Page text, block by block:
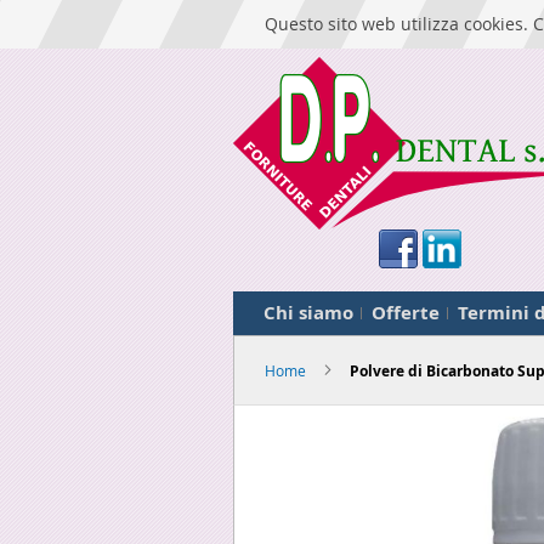
Questo sito web utilizza cookies.
Chi siamo Offerte Termini
Home Polvere di Bicarbonato